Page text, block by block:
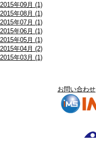
2015年09月 (1)
2015年08月 (1)
2015年07月 (1)
2015年06月 (1)
2015年05月 (1)
2015年04月 (2)
2015年03月 (1)
お問い合わせ